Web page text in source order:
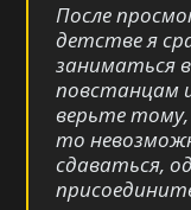
После
детстве я
заниматься
повстанцам
верьте
то
сдаваться,